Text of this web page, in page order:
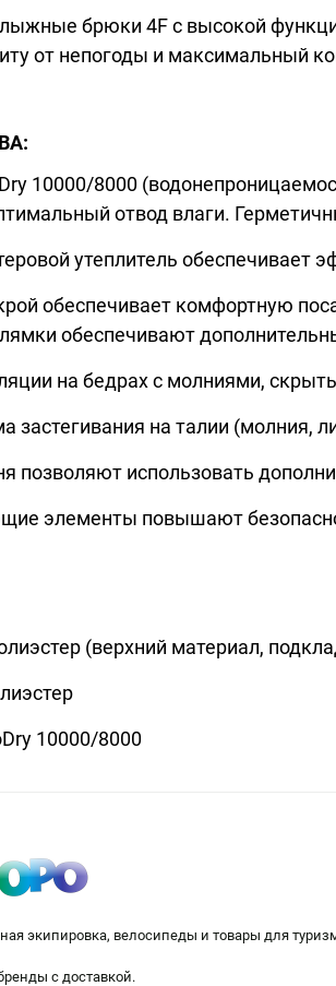
брюки 4F с высокой
от непогоды и максимальный
10000/8000
отвод влаги.
утеплитель обеспечивает
обеспечивает комфортную
обеспечивают
на бедрах с молниями,
застегивания на талии (молния,
позволяют использовать
элементы повышают
(верхний материал,
10000/8000
экипировка, велосипеды и товары для
с доставкой.